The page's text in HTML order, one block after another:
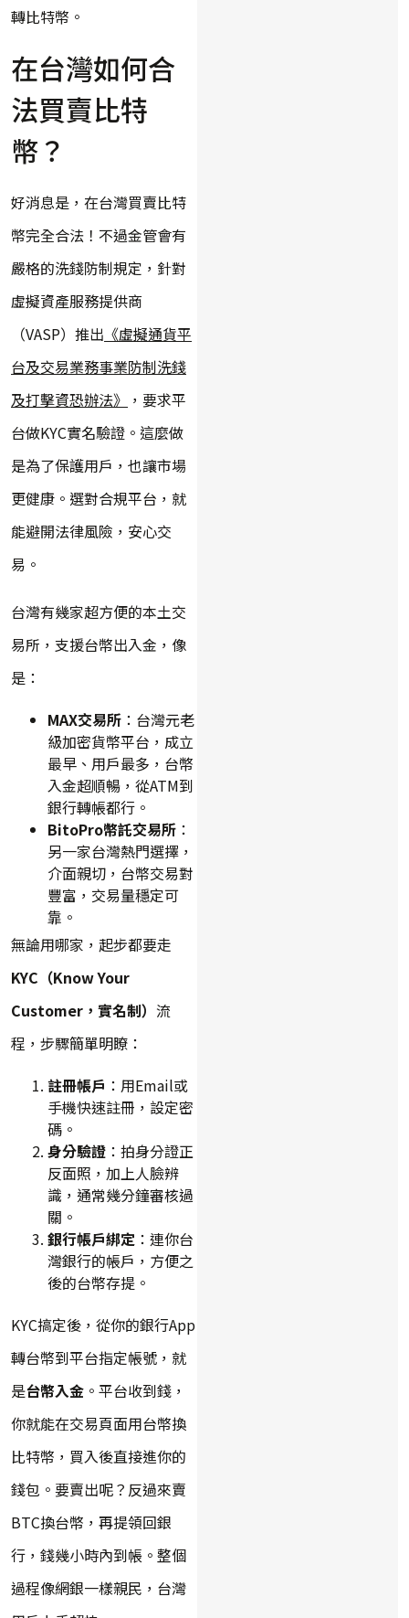
轉比特幣。
在台灣如何合
法買賣比特
幣？
好消息是，在台灣買賣比特
幣完全合法！不過金管會有
嚴格的洗錢防制規定，針對
虛擬資產服務提供商
（VASP）推出 《虛擬通貨平
台及交易業務事業防制洗錢
及打擊資恐辦法》 ，要求平
台做KYC實名驗證。這麼做
是為了保護用戶，也讓市場
更健康。選對合規平台，就
能避開法律風險，安心交
易。
台灣有幾家超方便的本土交
易所，支援台幣出入金，像
是：
MAX交易所 ：台灣元老
級加密貨幣平台，成立
最早、用戶最多，台幣
入金超順暢，從ATM到
銀行轉帳都行。
BitoPro幣託交易所 ：
另一家台灣熱門選擇，
介面親切，台幣交易對
豐富，交易量穩定可
靠。
無論用哪家，起步都要走
KYC（Know Your
Customer，實名制） 流
程，步驟簡單明瞭：
註冊帳戶 ：用Email或
手機快速註冊，設定密
碼。
身分驗證 ：拍身分證正
反面照，加上人臉辨
識，通常幾分鐘審核過
關。
銀行帳戶綁定 ：連你台
灣銀行的帳戶，方便之
後的台幣存提。
KYC搞定後，從你的銀行App
轉台幣到平台指定帳號，就
是台幣入金 。平台收到錢，
你就能在交易頁面用台幣換
比特幣，買入後直接進你的
錢包。要賣出呢？反過來賣
BTC換台幣，再提領回銀
行，錢幾小時內到帳。整個
過程像網銀一樣親民，台灣